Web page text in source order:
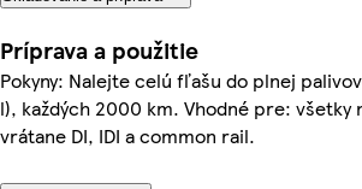
Príprava a použitie
Pokyny: Nalejte celú fľašu do plnej
l), každých 2000 km. Vhodné pre:
vrátane DI, IDI a common rail.